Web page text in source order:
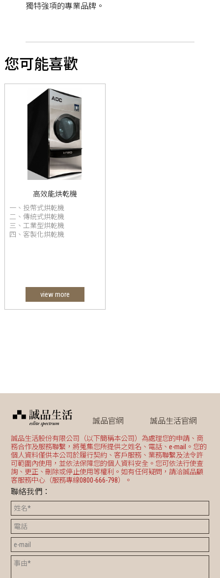
獨特強項的專業品牌。
您可能喜歡
高效能烘乾機
一、投幣式烘乾機
二、傳統式烘乾機
三、工業型烘乾機
四、客製化烘乾機
view more
誠品官網 誠品生活官網
誠品生活股份有限公司（以下簡稱本公司）為處理您的申請、商
務合作及服務聯繫，將蒐集您所提供之姓名、電話、e-mail。您的
個人資料僅供本公司於履行契約、客戶服務、業務聯繫及法令許
可範圍內使用，並依法保障您的個人資料安全。您可依法行使查
詢、更正、刪除或停止使用等權利。如有任何疑問，請洽誠品顧
客服務中心（服務專線0800-666-798）。
聯絡我們：